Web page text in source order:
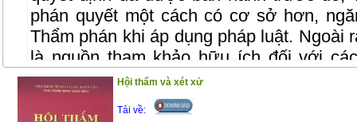
phán quyết một cách có cơ sở hơn,
Thẩm phán khi áp dụng pháp luật. Ngoài
là nguồn tham khảo hữu ích đối với
viên, luật sư, cán bộ nghiên cứu và
học tập và nghiên cứu của mình.
Hội thẩm và xét xử
Tải về: